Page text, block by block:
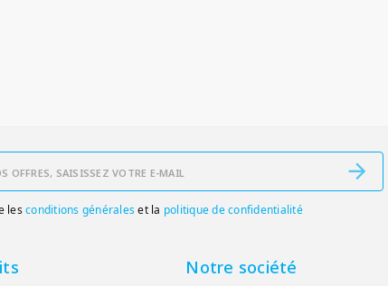
lesconditions généraleset la politique de confidentialité
Notre société